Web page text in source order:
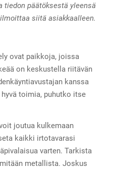
tiedon päätöksestä yleensä
siitä asiakkaalleen.
ovat paikkoja, joissa
on keskustella riitävän
kanssa
toimia, puhutko itse
joutua kulkemaan
kaikki irtotavarasi
varten. Tarkista
metallista. Joskus